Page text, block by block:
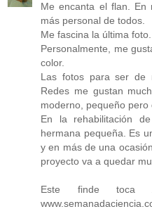
Me encanta el flan. En
más personal de todos.
Me fascina la última foto.
Personalmente, me
color.
Las fotos para ser de
Redes me gustan
moderno, pequeño pero
En la rehabilitación
hermana pequeña. Es
y en más de una
proyecto va a quedar
Este finde toca